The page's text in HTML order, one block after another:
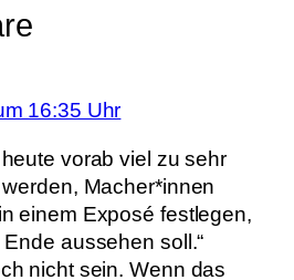
16:35 Uhr
vorab viel zu sehr
Macher*innen
einem Exposé festlegen,
aussehen soll.“
nicht sein. Wenn das